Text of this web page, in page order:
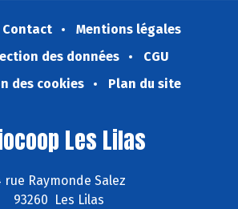
Contact
Mentions légales
des données
CGU
des cookies
Plan du site
Les Lilas
rue Raymonde Salez
93260 Les Lilas